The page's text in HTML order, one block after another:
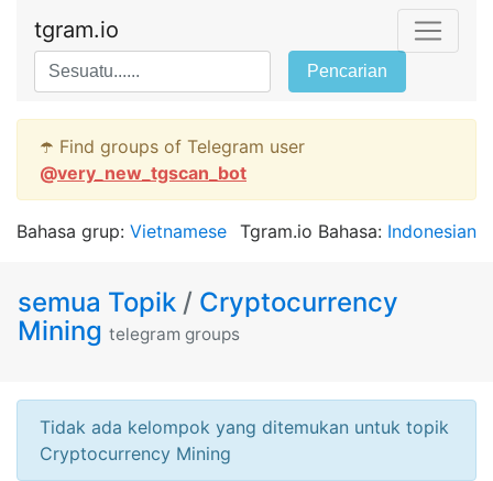
tgram.io
Pencarian
☂️ Find groups of Telegram user
@very_new_tgscan_bot
Bahasa grup: Vietnamese Tgram.io Bahasa: Indonesian
semua Topik / Cryptocurrency
Mining telegram groups
Tidak ada kelompok yang ditemukan untuk topik
Cryptocurrency Mining